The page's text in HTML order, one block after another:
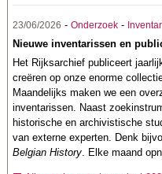
23/06/2026 -Onderzoek -
Nieuwe inventarissen en
Het Rijksarchief publiceert
creëren op onze enorme
Maandelijks maken we een
inventarissen. Naast
historische en archivistische
van externe experten. Denk
Belgian History. Elke maand